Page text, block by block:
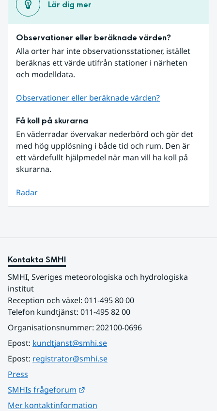
Lär dig mer
Observationer eller beräknade värden?
Alla orter har inte observationsstationer, istället
beräknas ett värde utifrån stationer i närheten
och modelldata.
Observationer eller beräknade värden?
Få koll på skurarna
En väderradar övervakar nederbörd och gör det
med hög upplösning i både tid och rum. Den är
ett värdefullt hjälpmedel när man vill ha koll på
skurarna.
Radar
Kontakta SMHI
SMHI, Sveriges meteorologiska och hydrologiska
institut
Reception och växel: 011-495 80 00
Telefon kundtjänst: 011-495 82 00
Organisationsnummer: 202100-0696
Epost: kundtjanst@smhi.se
Epost: registrator@smhi.se
Press
SMHIs frågeforum
Mer kontaktinformation